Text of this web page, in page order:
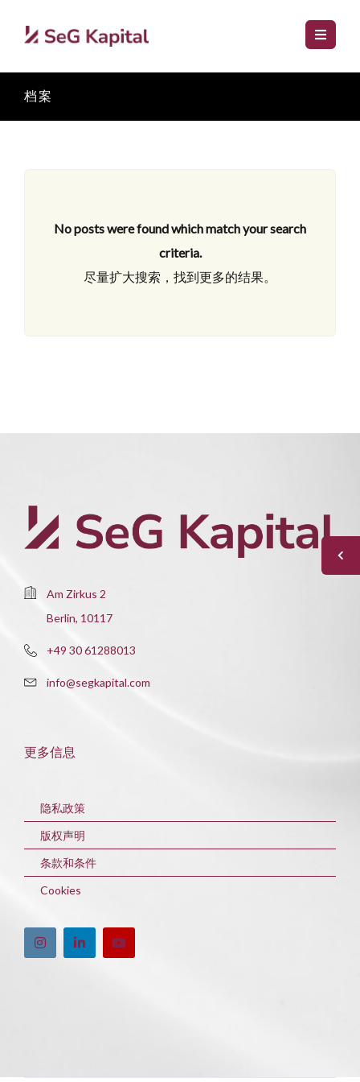
档案
No posts were found which match your search
criteria.
尽量扩大搜索，找到更多的结果。
Am Zirkus 2
Berlin, 10117
+49 30 61288013
info@segkapital.com
更多信息
隐私政策
版权声明
条款和条件
Cookies